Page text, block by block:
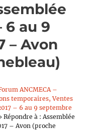
6 au 9
– Avon
ANCMECA –
temporaires, Ventes
– 6 au 9 septembre
› Répondre à : Assemblée
– Avon (proche